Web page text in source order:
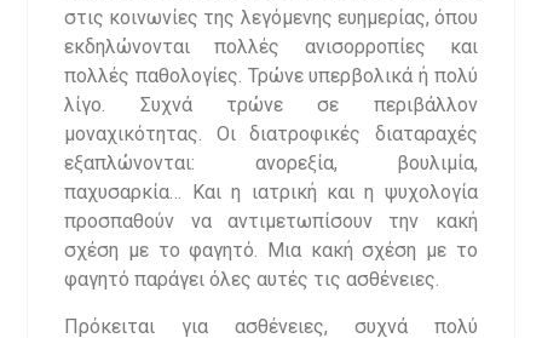
στις κοινωνίες της λεγόμενης ευημερίας, όπου
εκδηλώνονται πολλές ανισορροπίες και
πολλές παθολογίες. Τρώνε υπερβολικά ή πολύ
λίγο. Συχνά τρώνε σε περιβάλλον
μοναχικότητας. Οι διατροφικές διαταραχές
εξαπλώνονται: ανορεξία, βουλιμία,
παχυσαρκία… Και η ιατρική και η ψυχολογία
προσπαθούν να αντιμετωπίσουν την κακή
σχέση με το φαγητό. Μια κακή σχέση με το
φαγητό παράγει όλες αυτές τις ασθένειες.
Πρόκειται για ασθένειες, συχνά πολύ